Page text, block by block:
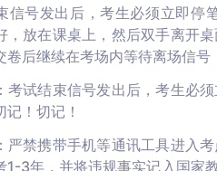
信号发出后，考生必须立即停
，放在课桌上，然后双手离开
卷后继续在考场内等待离场信
考试结束信号发出后，考生必
！切记！
严禁携带手机等通讯工具进入
1-3年，并将违规事实记入国家